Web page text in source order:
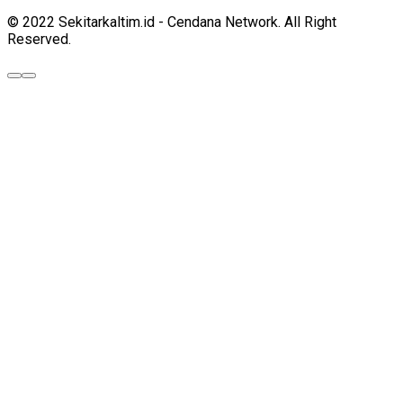
© 2022 Sekitarkaltim.id - Cendana Network. All Right
Reserved.